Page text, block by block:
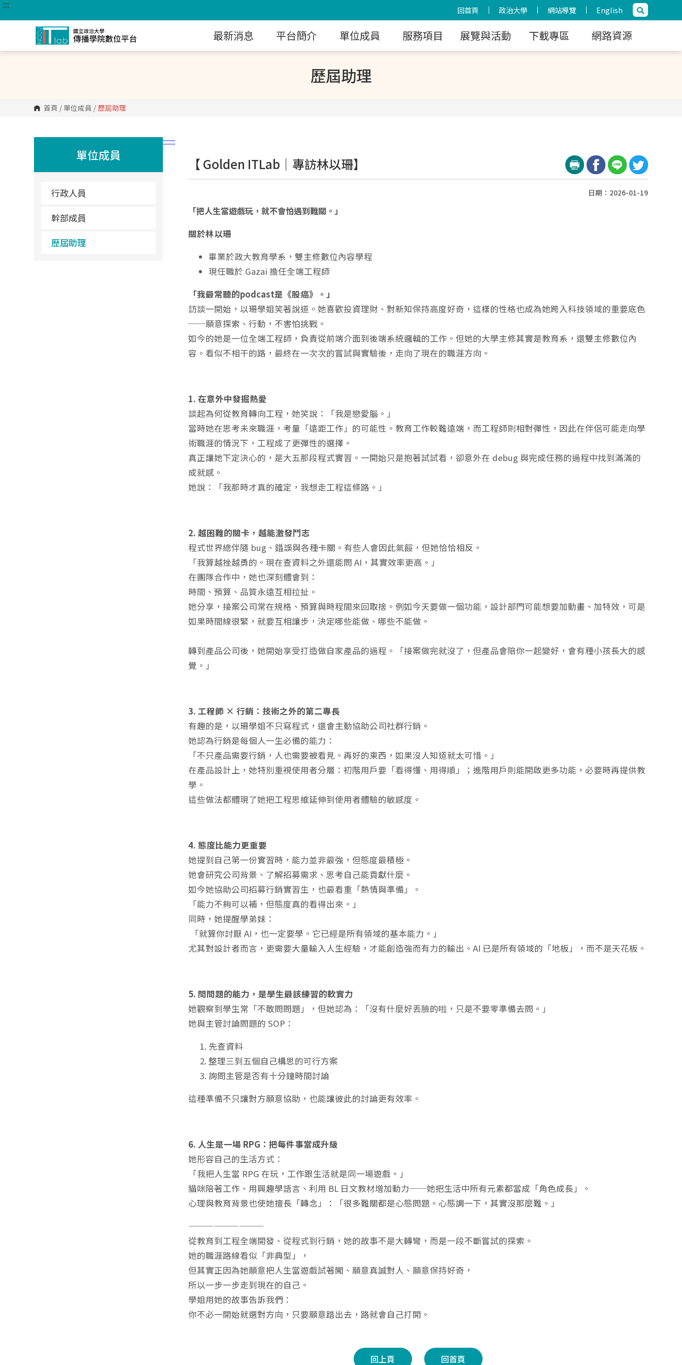
跳
主
區
::: 回首頁 政治大學 網站導覽 English
最新消息 平台簡介 單位成員 服務項目 展覽與活動 下載專區 網路資源
歷屆助理
首頁 /單位成員 / 歷屆助理
:::
單位成員
行政人員
幹部成員
歷屆助理
:::
【 Golden ITLab｜專訪林以珊】
日期：2026-01-19
「把人生當遊戲玩，就不會怕遇到難關。」
關於林以珊
畢業於政大教育學系，雙主修數位內容學程
現任職於 Gazai 擔任全端工程師
「我最常聽的podcast是《股癌》。」
訪談一開始，以珊學姐笑著說道。她喜歡投資理財、對新知保持高度好奇，這樣的性格也成為她跨入科技領域的重要底色
──願意探索、行動，不害怕挑戰。
如今的她是一位全端工程師，負責從前端介面到後端系統邏輯的工作。但她的大學主修其實是教育系，還雙主修數位內
容。看似不相干的路，最終在一次次的嘗試與實驗後，走向了現在的職涯方向。
1. 在意外中發掘熱愛
談起為何從教育轉向工程，她笑說：「我是戀愛腦。」
當時她在思考未來職涯，考量「遠距工作」的可能性。教育工作較難遠端，而工程師則相對彈性，因此在伴侶可能走向學
術職涯的情況下，工程成了更彈性的選擇。
真正讓她下定決心的，是大五那段程式實習。一開始只是抱著試試看，卻意外在 debug 與完成任務的過程中找到滿滿的
成就感。
她說：「我那時才真的確定，我想走工程這條路。」
2. 越困難的關卡，越能激發鬥志
程式世界總伴隨 bug、錯誤與各種卡關。有些人會因此氣餒，但她恰恰相反。
「我算越挫越勇的。現在查資料之外還能問 AI，其實效率更高。」
在團隊合作中，她也深刻體會到：
時間、預算、品質永遠互相拉扯。
她分享，接案公司常在規格、預算與時程間來回取捨。例如今天要做一個功能，設計部門可能想要加動畫、加特效，可是
如果時間線很緊，就要互相讓步，決定哪些能做、哪些不能做。
轉到產品公司後，她開始享受打造做自家產品的過程。「接案做完就沒了，但產品會陪你一起變好，會有種小孩長大的感
覺。」
3. 工程師 × 行銷：技術之外的第二專長
有趣的是，以珊學姐不只寫程式，還會主動協助公司社群行銷。
她認為行銷是每個人一生必備的能力：
「不只產品需要行銷，人也需要被看見。再好的東西，如果沒人知道就太可惜。」
在產品設計上，她特別重視使用者分層：初階用戶要「看得懂、用得順」；進階用戶則能開啟更多功能，必要時再提供教
學。
這些做法都體現了她把工程思維延伸到使用者體驗的敏感度。
4. 態度比能力更重要
她提到自己第一份實習時，能力並非最強，但態度最積極。
她會研究公司背景、了解招募需求、思考自己能貢獻什麼。
如今她協助公司招募行銷實習生，也最看重「熱情與準備」。
「能力不夠可以補，但態度真的看得出來。」
同時，她提醒學弟妹：
「就算你討厭 AI，也一定要學。它已經是所有領域的基本能力。」
尤其對設計者而言，更需要大量輸入人生經驗，才能創造強而有力的輸出。AI 已是所有領域的「地板」，而不是天花板。
5. 問問題的能力，是學生最該練習的軟實力
她觀察到學生常「不敢問問題」，但她認為：「沒有什麼好丟臉的啦，只是不要零準備去問。」
她與主管討論問題的 SOP：
先查資料
整理三到五個自己構思的可行方案
詢問主管是否有十分鐘時間討論
這種準備不只讓對方願意協助，也能讓彼此的討論更有效率。
6. 人生是一場 RPG：把每件事當成升級
她形容自己的生活方式：
「我把人生當 RPG 在玩，工作跟生活就是同一場遊戲。」
貓咪陪著工作、用興趣學語言、利用 BL 日文教材增加動力──她把生活中所有元素都當成「角色成長」。
心理與教育背景也使她擅長「轉念」：「很多難關都是心態問題。心態調一下，其實沒那麼難。」
—————————
從教育到工程全端開發、從程式到行銷，她的故事不是大轉彎，而是一段不斷嘗試的探索。
她的職涯路線看似「非典型」，
但其實正因為她願意把人生當遊戲試著闖、願意真誠對人、願意保持好奇，
所以一步一步走到現在的自己。
學姐用她的故事告訴我們：
你不必一開始就選對方向，只要願意踏出去，路就會自己打開。
回上頁 回首頁